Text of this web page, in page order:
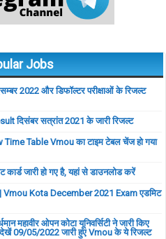
Jobs
2022 और डिफॉल्टर परीक्षाओं के रिजल्ट
दिसंबर सत्रांत 2021 के जारी रिजल्ट
Table Vmou का टाइम टेबल चेंज हो गया
जारी हो गए है, यहां से डाउनलोड करें
Kota December 2021 Exam एडमिट
महावीर ओपन कोटा यूनिवर्सिटी ने जारी किए
09/05/2022 जारी हुए Vmou के ये रिजल्ट